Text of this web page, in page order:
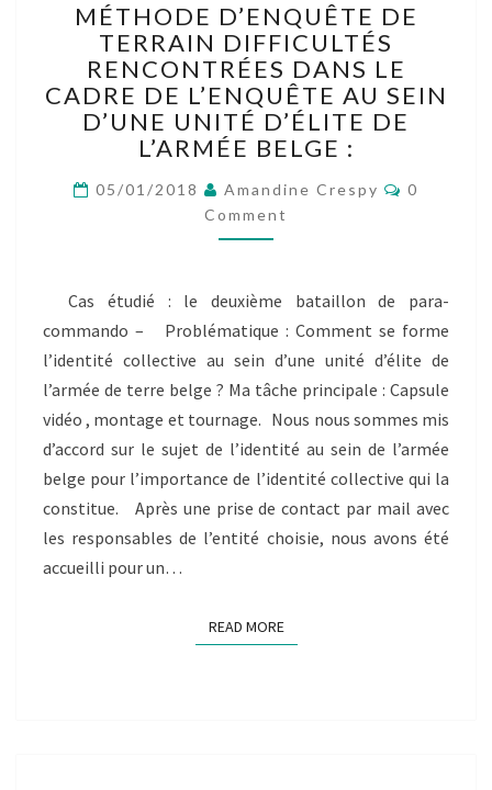
D’ENQUÊTE
DE
TERRAIN
DIFFICULTÉS
RENCONTRÉES
DANS
LE
CADRE
DE
L’ENQUÊTE
D’UNE
UNITÉ
D’ÉLITE
DE
L’ARMÉE
BELGE
:
MÉTHODE D’ENQUÊTE DE
TERRAIN DIFFICULTÉS
RENCONTRÉES DANS LE
CADRE DE L’ENQUÊTE AU SEIN
D’UNE UNITÉ D’ÉLITE DE
L’ARMÉE BELGE :
05/01/2018 Amandine Crespy
0
Comment
Cas étudié : le deuxième bataillon de para-
commando – Problématique : Comment se forme
l’identité collective au sein d’une unité d’élite de
l’armée de terre belge ? Ma tâche principale : Capsule
vidéo , montage et tournage. Nous nous sommes mis
d’accord sur le sujet de l’identité au sein de l’armée
belge pour l’importance de l’identité collective qui la
constitue. Après une prise de contact par mail avec
les responsables de l’entité choisie, nous avons été
accueilli pour un…
READ MOREREAD MORE